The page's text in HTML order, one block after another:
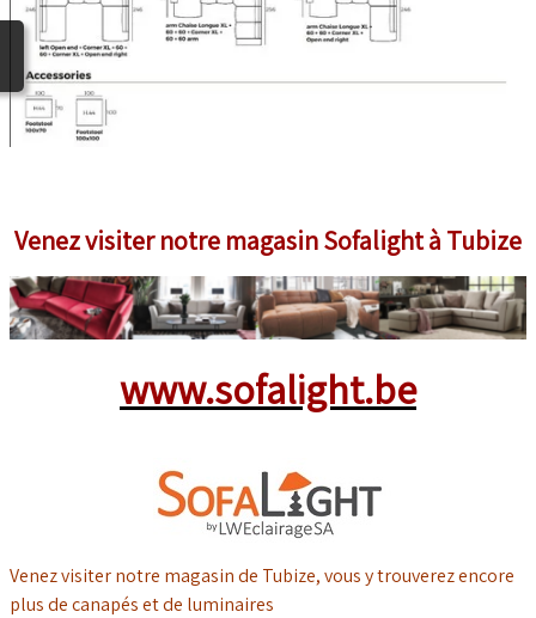
Venez visiter notre magasin Sofalight à Tubize
www.sofalight.be
Venez visiter notre magasin de Tubize, vous y trouverez encore
plus de canapés et de luminaires